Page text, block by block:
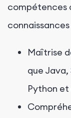
compétences
Maîtrise
que
Python